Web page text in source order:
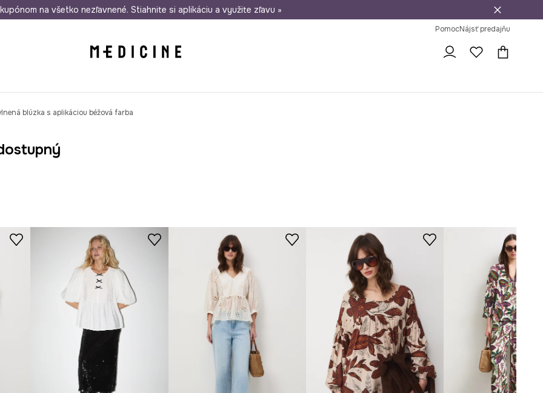
od 50 € Odoslanie aj do 24 hodín 30 dní na vrátenie tovaru
kupónom na všetko nezľavnené. Stiahnite si aplikáciu a využite zľavu »
PomocNájsť predajňu
blúzka s aplikáciou béžová farba